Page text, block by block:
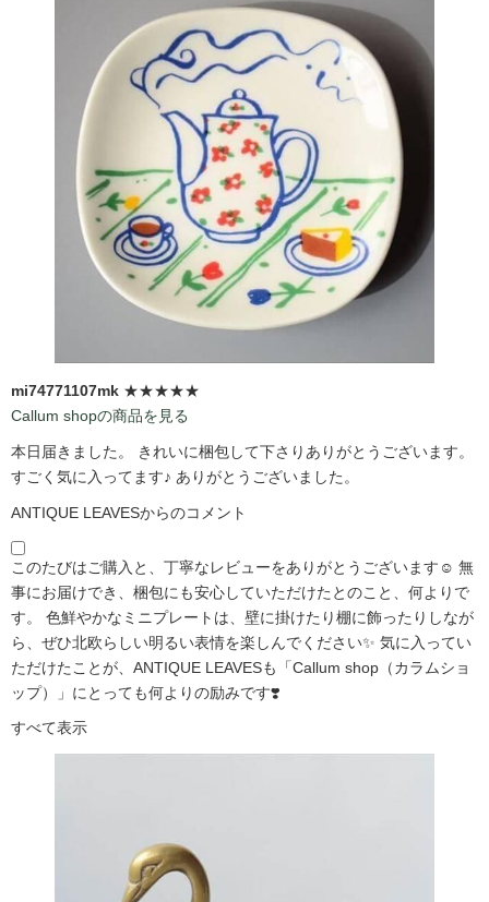
mi74771107mk ★★★★★
Callum shopの商品を見る
本日届きました。 きれいに梱包して下さりありがとうございます。
すごく気に入ってます♪ ありがとうございました。
ANTIQUE LEAVESからのコメント
このたびはご購入と、丁寧なレビューをありがとうございます☺️ 無
事にお届けでき、梱包にも安心していただけたとのこと、何よりで
す。 色鮮やかなミニプレートは、壁に掛けたり棚に飾ったりしなが
ら、ぜひ北欧らしい明るい表情を楽しんでください✨ 気に入ってい
ただけたことが、ANTIQUE LEAVESも「Callum shop（カラムショ
ップ）」にとっても何よりの励みです❣️
すべて表示